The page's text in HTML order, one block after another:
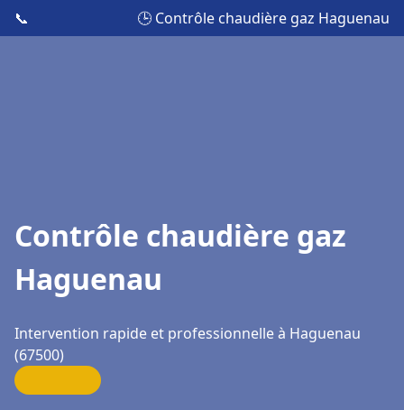
📞 🕒 Contrôle chaudière gaz Haguenau
Contrôle chaudière gaz
Haguenau
Intervention rapide et professionnelle à Haguenau
(67500)